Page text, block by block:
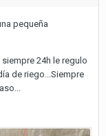
pequeña
24h le regulo
de riego...Siempre